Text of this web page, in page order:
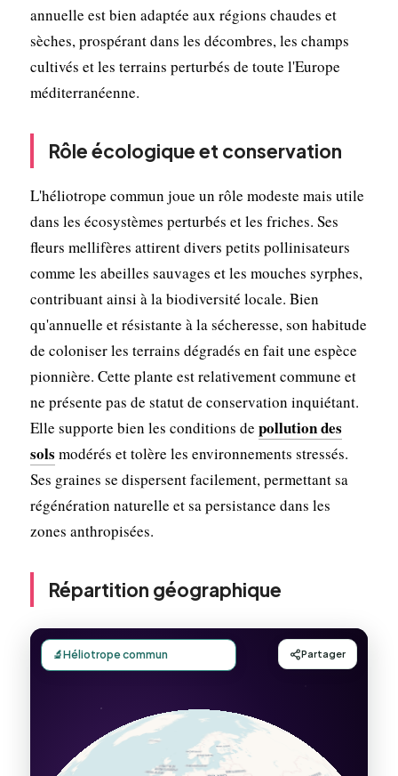
annuelle est bien adaptée aux régions chaudes et
sèches, prospérant dans les décombres, les champs
cultivés et les terrains perturbés de toute l'Europe
méditerranéenne.
Rôle écologique et conservation
L'héliotrope commun joue un rôle modeste mais utile
dans les écosystèmes perturbés et les friches. Ses
fleurs mellifères attirent divers petits pollinisateurs
comme les abeilles sauvages et les mouches syrphes,
contribuant ainsi à la biodiversité locale. Bien
qu'annuelle et résistante à la sécheresse, son habitude
de coloniser les terrains dégradés en fait une espèce
pionnière. Cette plante est relativement commune et
ne présente pas de statut de conservation inquiétant.
Elle supporte bien les conditions de pollution des
sols modérés et tolère les environnements stressés.
Ses graines se dispersent facilement, permettant sa
régénération naturelle et sa persistance dans les
zones anthropisées.
Répartition géographique